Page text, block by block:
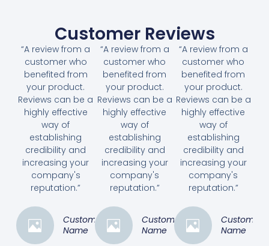
Customer Reviews
“A review from a
customer who
benefited from
your product.
Reviews can be a
highly effective
way of
establishing
credibility and
increasing your
company's
reputation.”
Customer
Name
“A review from a
customer who
benefited from
your product.
Reviews can be a
highly effective
way of
establishing
credibility and
increasing your
company's
reputation.”
Customer
Name
“A review from a
customer who
benefited from
your product.
Reviews can be a
highly effective
way of
establishing
credibility and
increasing your
company's
reputation.”
Customer
Name